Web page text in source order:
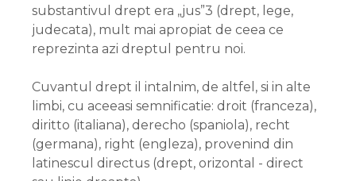
substantivul drept era „jus”3 (drept, lege,
judecata), mult mai apropiat de ceea ce
reprezinta azi dreptul pentru noi.
Cuvantul drept il intalnim, de altfel, si in alte
limbi, cu aceeasi semnificatie: droit (franceza),
diritto (italiana), derecho (spaniola), recht
(germana), right (engleza), provenind din
latinescul directus (drept, orizontal - direct